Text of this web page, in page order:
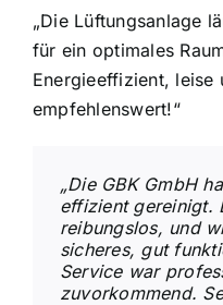
„Die Lüftungsanlage
für ein optimales
Energieeffizient, leise
empfehlenswert!“
„Die GBK GmbH
effizient gereinigt.
reibungslos, und
sicheres, gut
Service war
zuvorkommend.